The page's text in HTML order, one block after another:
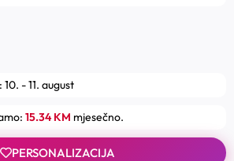
- 11. august
15.34 KM mjesečno.
PERSONALIZACIJA